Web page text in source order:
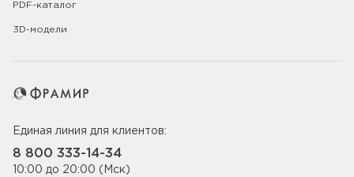
PDF-каталог
3D-модели
Единая линия для клиентов:
8 800 333-14-34
10:00 до 20:00 (Мск)